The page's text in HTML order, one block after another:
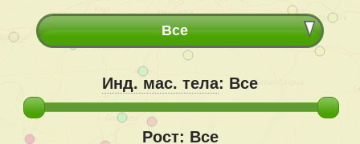
Все
Инд. мас. тела: Все
Рост: Все